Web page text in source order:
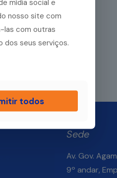
Sede
Av. Gov.
9º andar,
mídia social e
nosso site com
las com outras
dos seus serviços.
todos